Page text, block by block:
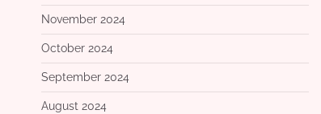
November 2024
October 2024
September 2024
August 2024